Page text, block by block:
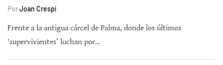
PorJoan Crespí
Frente a la antigua cárcel de Palma, donde los últimos
‘supervivientes’ luchan por…